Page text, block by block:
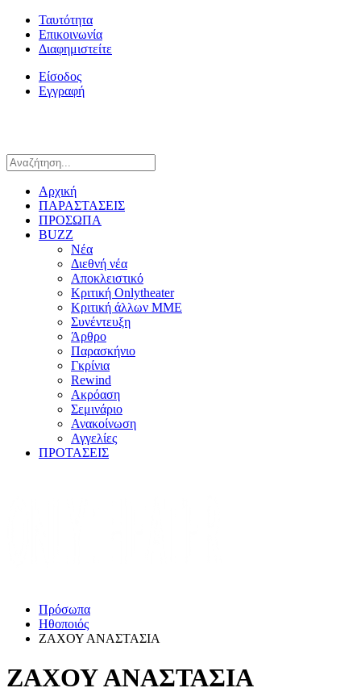
Ταυτότητα
Επικοινωνία
Διαφημιστείτε
Είσοδος
Εγγραφή
Αρχική
ΠΑΡΑΣΤΑΣΕΙΣ
ΠΡΟΣΩΠΑ
BUZZ
Νέα
Διεθνή νέα
Αποκλειστικό
Κριτική Onlytheater
Κριτική άλλων ΜΜΕ
Συνέντευξη
Άρθρο
Παρασκήνιο
Γκρίνια
Rewind
Ακρόαση
Σεμινάριο
Ανακοίνωση
Αγγελίες
ΠΡΟΤΑΣΕΙΣ
Πρόσωπα
Ηθοποιός
ΖΑΧΟΥ ΑΝΑΣΤΑΣΙΑ
ΖΑΧΟΥ ΑΝΑΣΤΑΣΙΑ